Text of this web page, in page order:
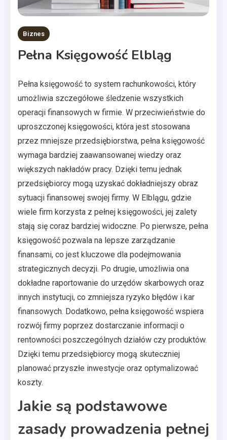
Biznes
Pełna Księgowość Elbląg
Pełna księgowość to system rachunkowości, który
umożliwia szczegółowe śledzenie wszystkich
operacji finansowych w firmie. W przeciwieństwie do
uproszczonej księgowości, która jest stosowana
przez mniejsze przedsiębiorstwa, pełna księgowość
wymaga bardziej zaawansowanej wiedzy oraz
większych nakładów pracy. Dzięki temu jednak
przedsiębiorcy mogą uzyskać dokładniejszy obraz
sytuacji finansowej swojej firmy. W Elblągu, gdzie
wiele firm korzysta z pełnej księgowości, jej zalety
stają się coraz bardziej widoczne. Po pierwsze, pełna
księgowość pozwala na lepsze zarządzanie
finansami, co jest kluczowe dla podejmowania
strategicznych decyzji. Po drugie, umożliwia ona
dokładne raportowanie do urzędów skarbowych oraz
innych instytucji, co zmniejsza ryzyko błędów i kar
finansowych. Dodatkowo, pełna księgowość wspiera
rozwój firmy poprzez dostarczanie informacji o
rentowności poszczególnych działów czy produktów.
Dzięki temu przedsiębiorcy mogą skuteczniej
planować przyszłe inwestycje oraz optymalizować
koszty.
Jakie są podstawowe
zasady prowadzenia pełnej